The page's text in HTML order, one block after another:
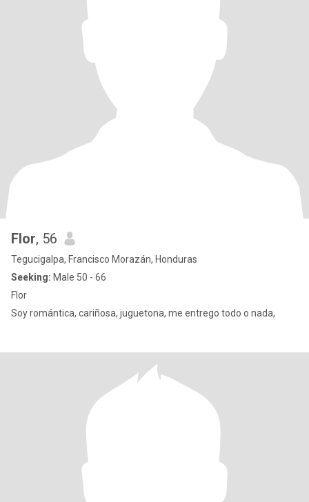
Flor, 56
Tegucigalpa, Francisco Morazán, Honduras
Seeking: Male 50 - 66
Flor
Soy romántica, cariñosa, juguetona, me entrego todo o nada,